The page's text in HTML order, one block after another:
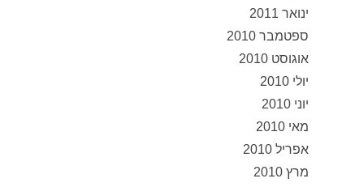
ינואר 2011
ספטמבר 2010
אוגוסט 2010
יולי 2010
יוני 2010
מאי 2010
אפריל 2010
מרץ 2010